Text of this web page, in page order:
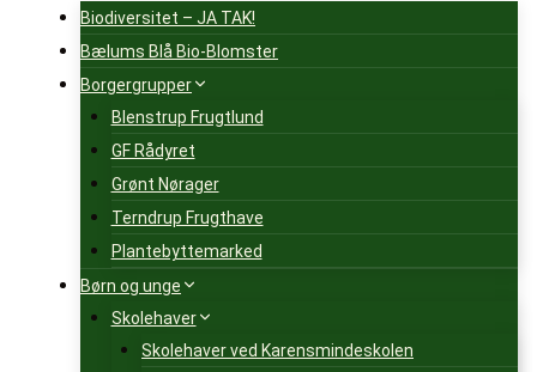
Biodiversitet – JA TAK!
Bælums Blå Bio-Blomster
Borgergrupper
Blenstrup Frugtlund
GF Rådyret
Grønt Nørager
Terndrup Frugthave
Plantebyttemarked
Børn og unge
Skolehaver
Skolehaver ved Karensmindeskolen